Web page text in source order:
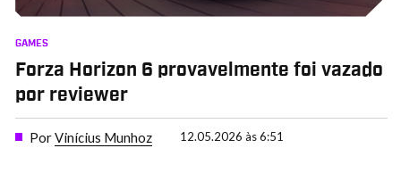
GAMES
Forza Horizon 6 provavelmente foi vazado
por reviewer
PorVinícius Munhoz 12.05.2026 às 6:51